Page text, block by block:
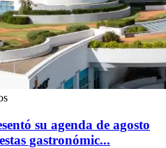
su agenda de agosto
gastronómic...